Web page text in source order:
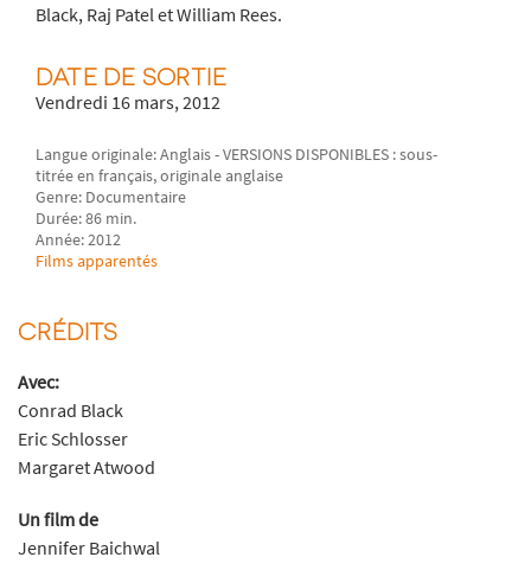
Black, Raj Patel et William Rees.
DATE DE SORTIE
Vendredi 16 mars, 2012
Langue originale: Anglais - VERSIONS DISPONIBLES : sous-
titrée en français, originale anglaise
Genre: Documentaire
Durée: 86 min.
Année: 2012
Films apparentés
CRÉDITS
Avec:
Conrad Black
Eric Schlosser
Margaret Atwood
Un film de
Jennifer Baichwal